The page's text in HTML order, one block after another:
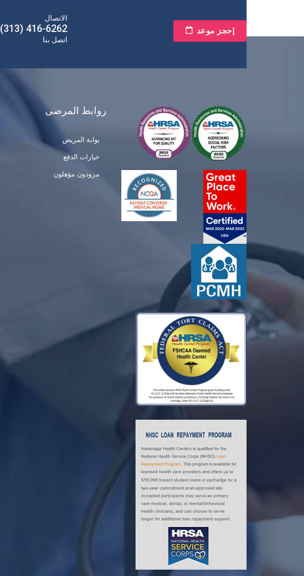
الاتصال
(313) 416-6262
اتصل بنا
إحجز موعد
روابط المرضى
بوابة المريض
خيارات الدفع
مزودون مؤهلون